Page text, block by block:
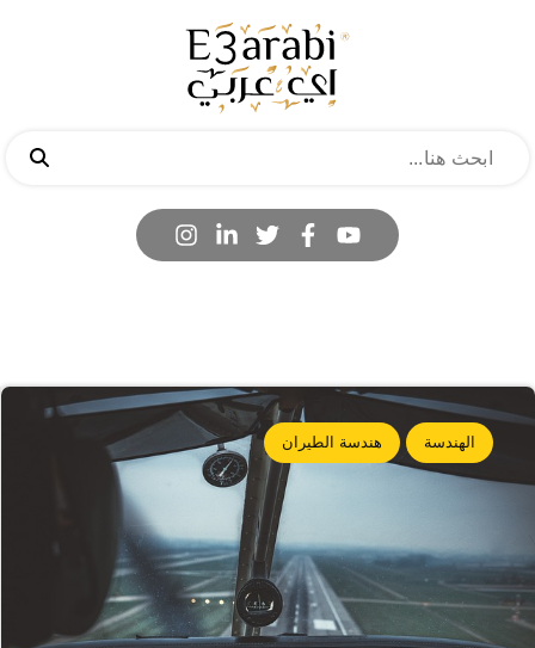
الهندسة هندسة الطيران